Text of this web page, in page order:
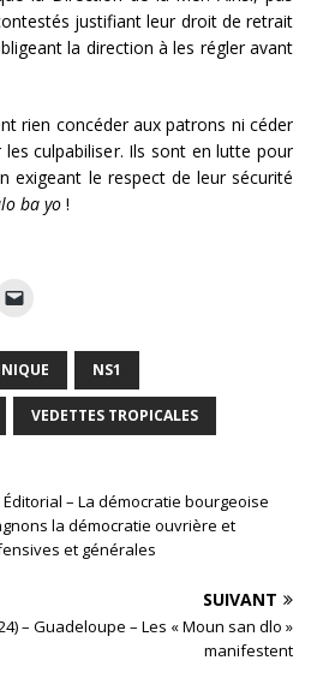
justifiant leur droit de retrait
la direction à les régler avant
rien concéder aux patrons ni céder
culpabiliser. Ils sont en lutte pour
exigeant le respect de leur sécurité
ba yo !
NS1
VEDETTES TROPICALES
Éditorial – La démocratie bourgeoise
la démocratie ouvrière et
et générales
SUIVANT
– Guadeloupe – Les « Moun san dlo »
manifestent